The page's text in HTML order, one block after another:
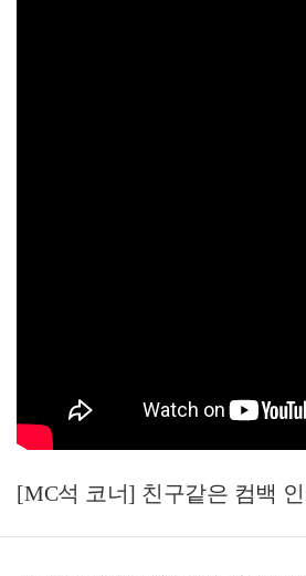
[MC석 코너] 친구같은 컴백 인